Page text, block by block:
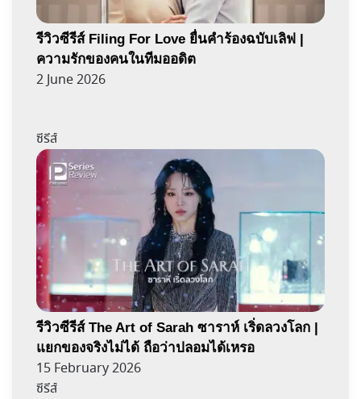
รีวิวซีรีส์ Filing For Love ยื่นคำร้องฉบับเลิฟ |
ความรักของคนในทีมออดิต
2 June 2026
ซีรีส์
รีวิวซีรีส์ The Art of Sarah ซาราห์ เริ่ดลวงโลก |
แยกของจริงไม่ได้ ถือว่าปลอมได้เหรอ
15 February 2026
ซีรีส์